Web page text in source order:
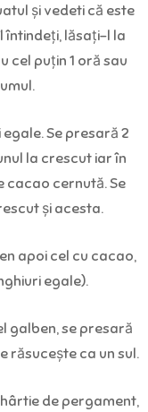
și vedeti că este
întindeți, lăsați-l la
cel puțin 1 oră sau
Se presară 2
la crescut iar în
cacao cernută. Se
și acesta.
apoi cel cu cacao,
egale).
galben, se presară
răsucește ca un sul.
de pergament,